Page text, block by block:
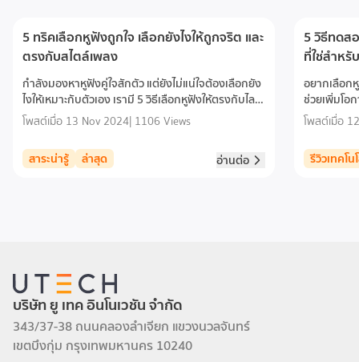
รองรับ n-key rollover,
ป้องกันการกดแป้นหลอน
100 ล้านครั้งการติดตั้งแบบซิ
ลิโคนแกสเก็ตและโฟมลดเสียง:
ช่วยดูดซับเสียงสะท้อนและลด
การพิมพ์ที่เหนือกว่าแผ่นด้าน
บนถอดได้: เพิ่มความสะดวก
ซิงค์กับอุปกรณ์ ASUS Aura
(Charging Dock RGB
Style)สวิตช์ Huano Blue
Shell Pink Dot อายุการคลิก
80 ล้านครั้งแบตเตอรี่
500mAh ใช้งานต่อเนื่อง 30
ชั่วโมง / ชาร์จเต็มใน 2 ชั่วโมง
รองรับระบบ: Windows / Mac
โหมด Wireless
5 ทริคเลือกหูฟังถูกใจ เลือกยังไงให้ถูกจริต และ
ตรงกับสไตล์เพลง
กำลังมองหาหูฟังคู่ใจสักตัว แต่ยังไม่แน่ใจต้องเลือกยัง
ไงให้เหมาะกับตัวเอง เรามี 5 วิธีเลือกหูฟังให้ตรงกับไลฟ์
สไตล์เพลง พร้อมแนะนำหูฟังให้ทุกคนกัน
โพสต์เมื่อ 13 Nov 2024| 1106 Views
สาระน่ารู้ ล่าสุด อ่านต่อ
5 วิธีทดส
ที่ใช่สำหรั
อยากเลือก
ช่วยเพิ่มโอ
โพสต์เมื่อ
รีวิวเทคโน
บริษัท ยู เทค อินโนเวชัน จำกัด
343/37-38 ถนนคลองลำเจียก แขวงนวลจันทร์
เขตบึงกุ่ม กรุงเทพมหานคร 10240